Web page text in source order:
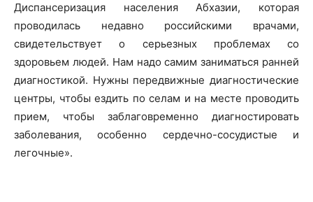
Диспансеризация населения Абхазии, которая
проводилась недавно российскими врачами,
свидетельствует о серьезных проблемах со
здоровьем людей. Нам надо самим заниматься ранней
диагностикой. Нужны передвижные диагностические
центры, чтобы ездить по селам и на месте проводить
прием, чтобы заблаговременно диагностировать
заболевания, особенно сердечно-сосудистые и
легочные».